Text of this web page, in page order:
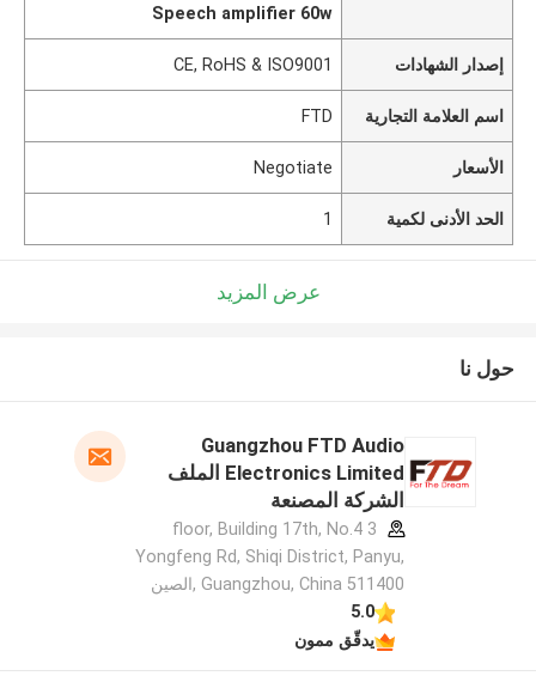
Speech amplifier 60w
إصدار الشهادات CE, RoHS & ISO9001
اسم العلامة التجارية FTD
الأسعار Negotiate
الحد الأدنى لكمية 1
عرض المزيد
حول نا
Guangzhou FTD Audio
Electronics Limited الملف
الشركة المصنعة
3 floor, Building 17th, No.4
Yongfeng Rd, Shiqi District, Panyu,
Guangzhou, China 511400 ,الصين
5.0
يدقّق ممون